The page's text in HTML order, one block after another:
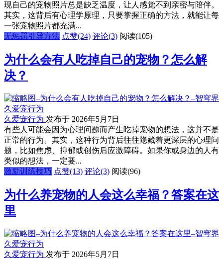
现自己的宠物照片总是缺乏温度，让人感觉不到亲密与陪伴。
其实，这背后有心理学原理，只要掌握正确的方法，就能让每
一张宠物照片都充满...
无惩罚引导方法 点赞(24) 评论(3) 阅读(105)
为什么会有人吃掉自己的宠物？怎么解
决？
久爱宠行为 发布于 2026年5月7日
有些人可能会因为心理问题而产生吃掉宠物的想法，这并不是
正常的行为。其实，这种行为背后往往隐藏着更深层的心理问
题，比如焦虑、抑郁或创伤后应激障碍。如果你或身边的人有
类似的想法，一定要...
激励训练技巧 点赞(13) 评论(3) 阅读(96)
为什么养宠物的人会这么幸福？答案在这
里
久爱宠行为 发布于 2026年5月7日